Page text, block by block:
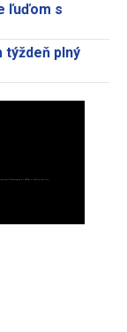
ľuďom s
týždeň plný